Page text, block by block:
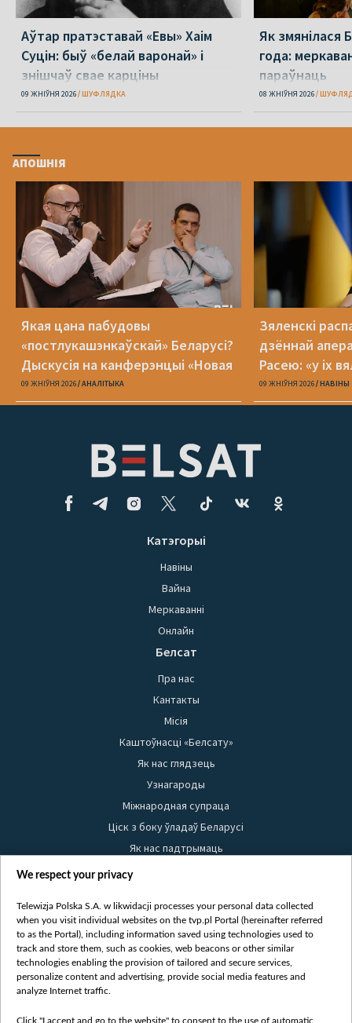
Аўтар пратэставай «Евы» Хаім
Суцін: быў «белай варонай» і
знішчаў свае карціны
09 ЖНІЎНЯ 2026 ШУФЛЯДКА
Як змянілася
года:
параўнаць
08 ЖНІЎНЯ 2026
АПОШНІЯ
Якая цана пабудовы
«постлукашэнкаўскай» Беларусі?
Дыскусія на канферэнцыі «Новая
Беларусь»
09 ЖНІЎНЯ 2026 АНАЛІТЫКА
Зяленскі
дзённай
Расею: «у іх
09 ЖНІЎНЯ 2026 НАВІНЫ
Катэгорыі
Навіны
Вайна
Меркаванні
Онлайн
Белсат
Пра нас
Кантакты
Місія
Каштоўнасці «Белсату»
Як нас глядзець
Узнагароды
Міжнародная супраца
Ціск з боку ўладаў Беларусі
Як нас падтрымаць
Правілы выкарыстання матэрыялаў
Бяспека
Youtube
Белсат news
Белсат Shorts
We respect your privacy
Telewizja Polska S.A. w likwidacji processes your personal data collected
when you visit individual websites on the tvp.pl Portal (hereinafter referred
to as the Portal), including information saved using technologies used to
track and store them, such as cookies, web beacons or other similar
technologies enabling the provision of tailored and secure services,
personalize content and advertising, provide social media features and
analyze Internet traffic.
Click "I accept and go to the website" to consent to the use of automatic